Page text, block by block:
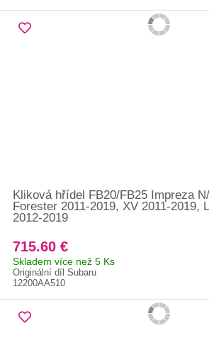
Kliková hřídel FB20/FB25 Impreza
Forester 2011-2019, XV 2011-2019,
2012-2019
715.60 €
Skladem více než 5 Ks
Originální díl Subaru
12200AA510